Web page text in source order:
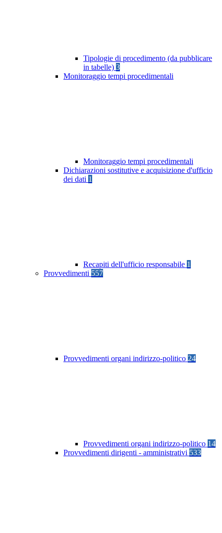
Tipologie di procedimento (da pubblicare
in tabelle) 3
Monitoraggio tempi procedimentali
Monitoraggio tempi procedimentali
Dichiarazioni sostitutive e acquisizione d'ufficio
dei dati 1
Recapiti dell'ufficio responsabile 1
Provvedimenti 557
Provvedimenti organi indirizzo-politico 24
Provvedimenti organi indirizzo-politico 14
Provvedimenti dirigenti - amministrativi 533